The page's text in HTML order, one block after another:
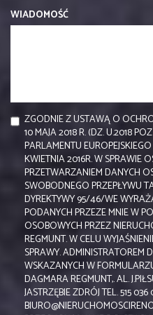
WIADOMOŚĆ
ZGODNIE Z USTAWĄ O
10 MAJA 2018 R. (DZ. U.2018
PARLAMENTU
KWIETNIA 2016R. W SPRAWIE
PRZETWARZANIEM DANYCH
SWOBODNEGO PRZEPŁYWU
DYREKTYWY 95/46/WE
PODANYCH PRZEZE MNIE W
OSOBOWYCH PRZEZ
REGMUNT. W CELU
SPRAWY. ADMINISTRATOREM
WSKAZANYCH W
DAGMARA REGMUNT,. AL.
JASTRZĘBIE ZDRÓJ TEL. 515 036